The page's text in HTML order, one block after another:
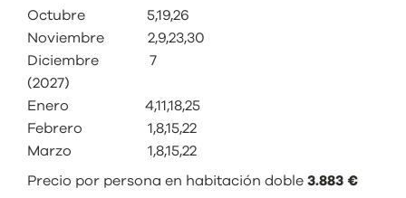
Octubre 5,19,26
Noviembre 2,9,23,30
Diciembre 7
(2027)
Enero 4,11,18,25
Febrero 1,8,15,22
Marzo 1,8,15,22
Precio por persona en habitación doble 3.883 €